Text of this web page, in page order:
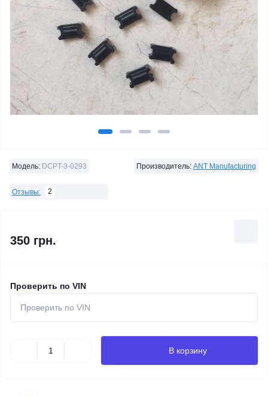
Модель: DCPT-3-0293 Производитель: ANT Manufacturing
Отзывы: 2
350 грн.
Проверить по VIN
В корзину